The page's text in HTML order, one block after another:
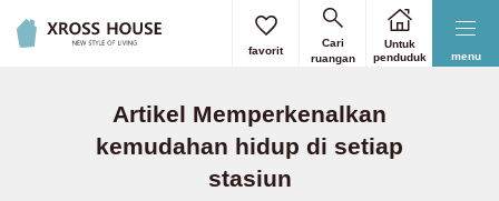
menu
favorit
Cari
ruangan
Untuk
penduduk
Artikel Memperkenalkan
kemudahan hidup di setiap
stasiun